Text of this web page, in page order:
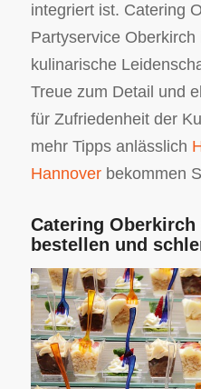
integriert ist. Catering
Partyservice
kulinarische
Treue zum Detail und
für Zufriedenheit der
mehr Tipps anlässlich
Hannoverbekommen
Catering
bestellen und